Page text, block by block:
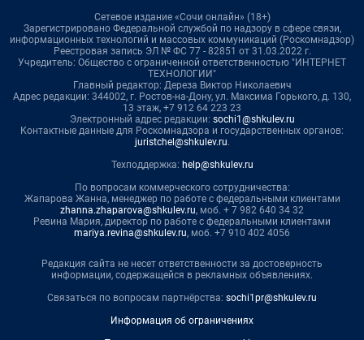
Сетевое издание «Сочи онлайн» (18+)
Зарегистрировано Федеральной службой по надзору в сфере связи,
информационных технологий и массовых коммуникаций (Роскомнадзор)
Реестровая запись ЭЛ № ФС 77 - 82851 от 31.03.2022 г.
Учредитель: Общество с ограниченной ответственностью "ИНТЕРНЕТ
ТЕХНОЛОГИИ"
Главный редактор: Дереза Виктор Николаевич
Адрес редакции: 344002, г. Ростов-на-Дону, ул. Максима Горького, д. 130,
13 этаж, +7 912 64 223 23
Электронный адрес редакции: sochi1@shkulev.ru
Контактные данные для Роскомнадзора и государственных органов:
juristchel@shkulev.ru.
Техподдержка: help@shkulev.ru
По вопросам коммерческого сотрудничества:
Жапарова Жанна, менеджер по работе с федеральными клиентами
zhanna.zhaparova@shkulev.ru, моб. + 7 982 640 34 32
Ревина Мария, директор по работе с федеральными клиентами
mariya.revina@shkulev.ru, моб. +7 910 402 4056
Редакция сайта не несет ответственности за достоверность
информации, содержащейся в рекламных объявлениях.
Связаться по вопросам партнёрства: sochi1pr@shkulev.ru
Информация об ограничениях